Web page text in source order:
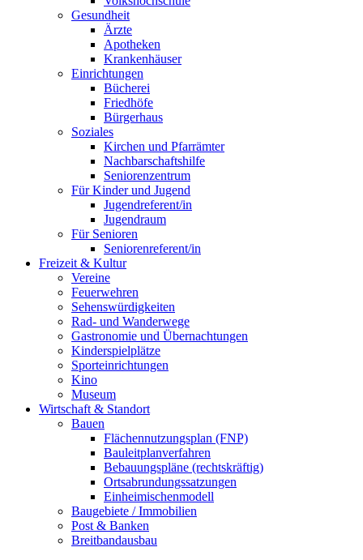
Gesundheit
Ärzte
Apotheken
Krankenhäuser
Einrichtungen
Bücherei
Friedhöfe
Bürgerhaus
Soziales
Kirchen und Pfarrämter
Nachbarschaftshilfe
Seniorenzentrum
Für Kinder und Jugend
Jugendreferent/in
Jugendraum
Für Senioren
Seniorenreferent/in
Freizeit & Kultur
Vereine
Feuerwehren
Sehenswürdigkeiten
Rad- und Wanderwege
Gastronomie und Übernachtungen
Kinderspielplätze
Sporteinrichtungen
Kino
Museum
Wirtschaft & Standort
Bauen
Flächennutzungsplan (FNP)
Bauleitplanverfahren
Bebauungspläne (rechtskräftig)
Ortsabrundungssatzungen
Einheimischenmodell
Baugebiete / Immobilien
Post & Banken
Breitbandausbau